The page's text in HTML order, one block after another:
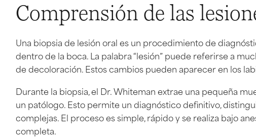
Comprensión de las
Una biopsia de lesión oral es un procedimiento de
dentro de la boca. La palabra “lesión” puede referirse a
de decoloración. Estos cambios pueden aparecer en los
Durante la biopsia, el Dr. Whiteman extrae una pequeña
un patólogo. Esto permite un diagnóstico definitivo,
complejas. El proceso es simple, rápido y se realiza bajo
completa.